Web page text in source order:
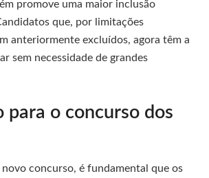
promove uma maior inclusão
que, por limitações
anteriormente excluídos, agora têm a
sem necessidade de grandes
para o concurso dos
concurso, é fundamental que os